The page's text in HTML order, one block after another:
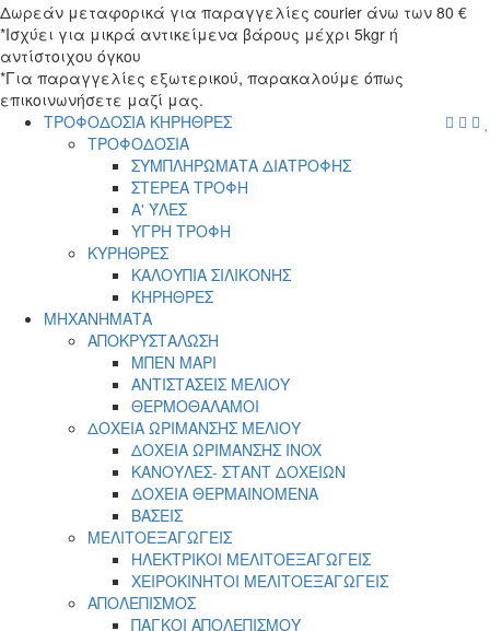
Δωρεάν μεταφορικά για παραγγελίες courier άνω των 80 €
*Ισχύει για μικρά αντικείμενα βάρους μέχρι 5kgr ή
αντίστοιχου όγκου
*Για παραγγελίες εξωτερικού, παρακαλούμε όπως
επικοινωνήσετε μαζί μας.
menu
search
cart
ΤΡΟΦΟΔΟΣΙΑ ΚΗΡΗΘΡΕΣ
ΤΡΟΦΟΔΟΣΙΑ
ΣΥΜΠΛΗΡΩΜΑΤΑ ΔΙΑΤΡΟΦΗΣ
ΣΤΕΡΕΑ ΤΡΟΦΗ
Α' ΎΛΕΣ
ΥΓΡΗ ΤΡΟΦΗ
ΚΥΡΗΘΡΕΣ
ΚΑΛΟΥΠΙΑ ΣΙΛΙΚΟΝΗΣ
ΚΗΡΗΘΡΕΣ
ΜΗΧΑΝΗΜΑΤΑ
ΑΠΟΚΡΥΣΤΑΛΩΣΗ
ΜΠΕΝ ΜΑΡΙ
ΑΝΤΙΣΤΑΣΕΙΣ ΜΕΛΙΟΥ
ΘΕΡΜΟΘΑΛΑΜΟΙ
ΔΟΧΕΙΑ ΩΡΙΜΑΝΣΗΣ ΜΕΛΙΟΥ
ΔΟΧΕΙΑ ΩΡΙΜΑΝΣΗΣ INOX
ΚΑΝΟΥΛΕΣ- ΣΤΑΝΤ ΔΟΧΕΙΩΝ
ΔΟΧΕΙΑ ΘΕΡΜΑΙΝΟΜΕΝΑ
ΒΑΣΕΙΣ
ΜΕΛΙΤΟΕΞΑΓΩΓΕΙΣ
ΗΛΕΚΤΡΙΚΟΙ ΜΕΛΙΤΟΕΞΑΓΩΓΕΙΣ
ΧΕΙΡΟΚΙΝΗΤΟΙ ΜΕΛΙΤΟΕΞΑΓΩΓΕΙΣ
ΑΠΟΛΕΠΙΣΜΟΣ
ΠΑΓΚΟΙ ΑΠΟΛΕΠΙΣΜΟΥ